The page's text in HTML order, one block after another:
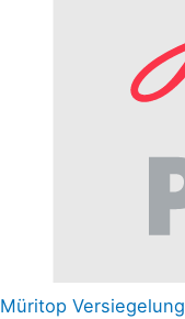
Müritop Versiegelung